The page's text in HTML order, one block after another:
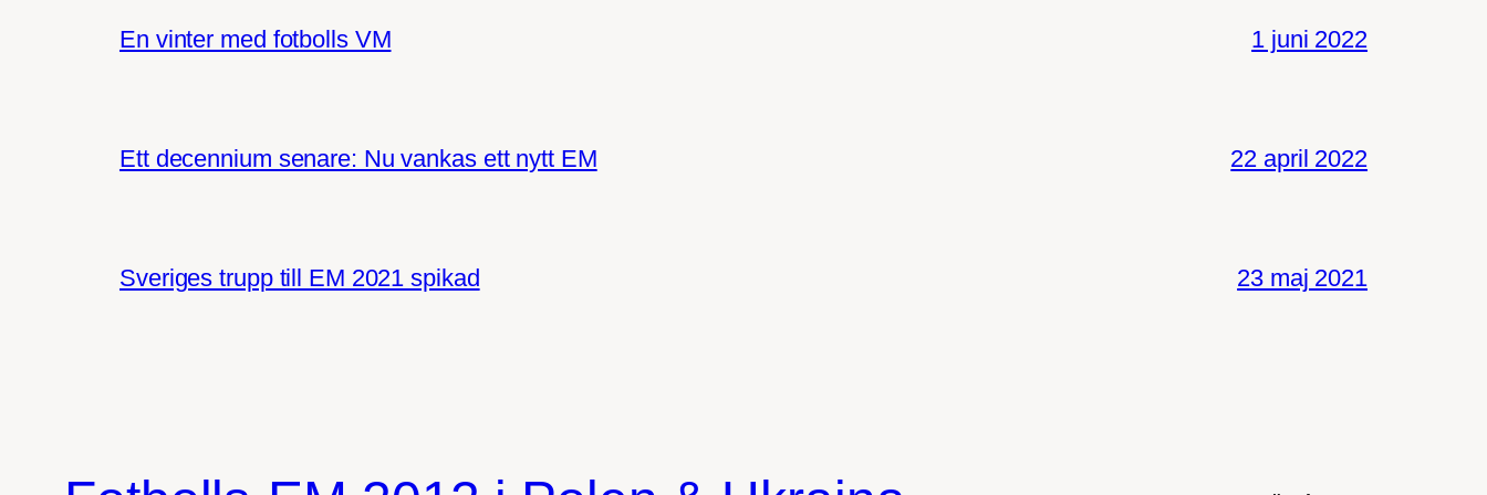
En vinter med fotbolls VM 1 juni 2022
Ett decennium senare: Nu vankas ett nytt EM 22 april 2022
Sveriges trupp till EM 2021 spikad 23 maj 2021